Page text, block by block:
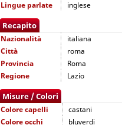
Lingue parlate
inglese
Recapito
Nazionalità
italiana
Città
roma
Provincia
Roma
Regione
Lazio
Misure / Colori
Colore capelli
castani
Colore occhi
bluverdi